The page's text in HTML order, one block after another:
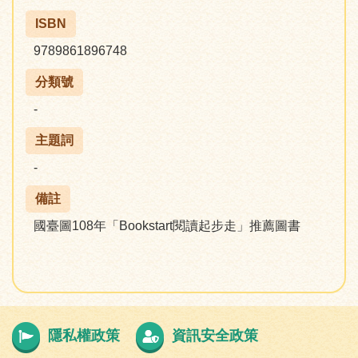
ISBN
9789861896748
分類號
-
主題詞
-
備註
國臺圖108年「Bookstart閱讀起步走」推薦圖書
隱私權政策 資訊安全政策